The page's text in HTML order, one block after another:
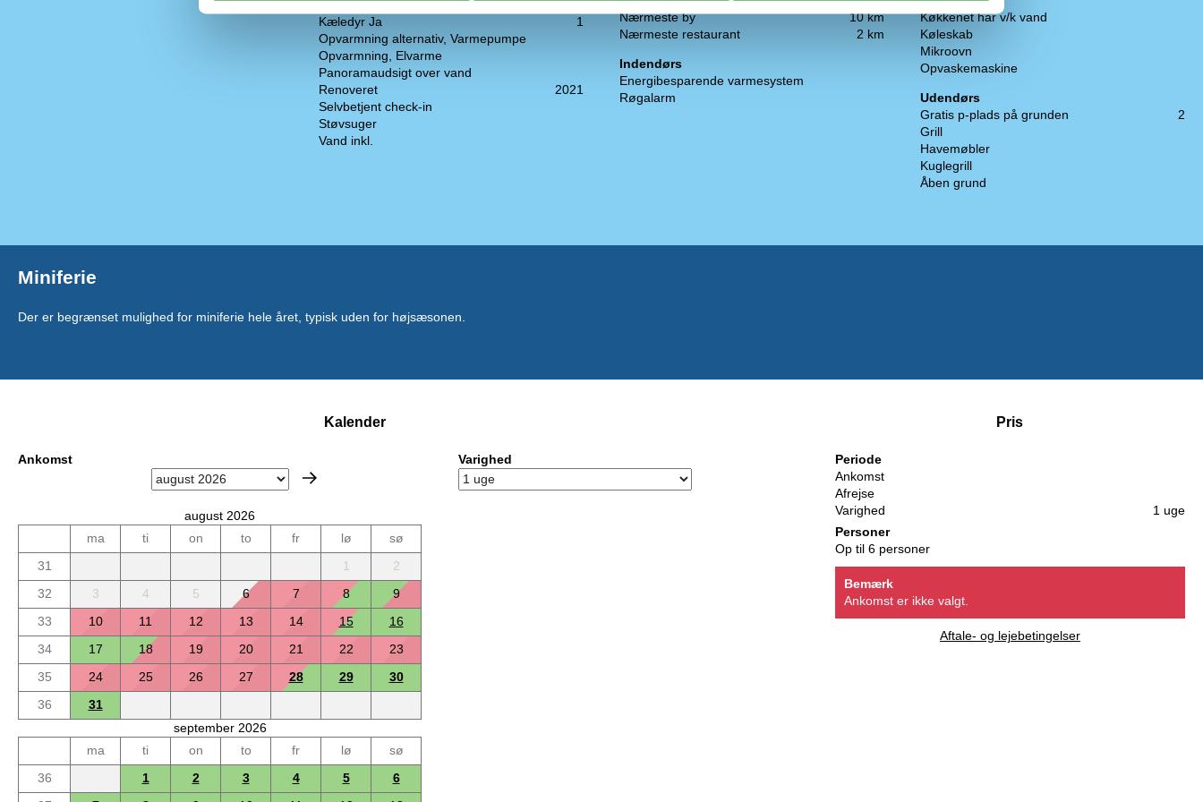
Helårsisoleret
Kæledyr Ja
1
Opvarmning alternativ, Varmepumpe
Opvarmning, Elvarme
Panoramaudsigt over vand
Renoveret
2021
Selvbetjent check-in
Støvsuger
Vand inkl.
Nærmeste by
10 km
Nærmeste restaurant
2 km
Indendørs
Energibesparende varmesystem
Røgalarm
Køkkenet har v/k vand
Køleskab
Mikroovn
Opvaskemaskine
Udendørs
Gratis p-plads på grunden
2
Grill
Havemøbler
Kuglegrill
Åben grund
Miniferie
Der er begrænset mulighed for miniferie hele året, typisk uden for højsæsonen.
Kalender
Ankomst
august 2026
ma
ti on to fr lø
sø
31
1
2
32
3 4 5 6 7 8
9
33
10 11 12 13 14 15
16
34
17 18 19 20 21 22
23
35
24 25 26 27 28 29
30
36
31
september 2026
ma
ti on to fr lø
sø
36
1 2 3 4 5
6
Varighed
Pris
Periode
Ankomst
Afrejse
Varighed
1 uge
Personer
Op til 6 personer
Bemærk
Ankomst er ikke valgt.
Aftale- og lejebetingelser